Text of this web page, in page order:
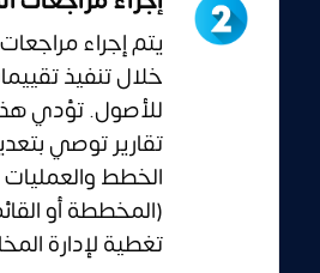
يتم إجراء
خلال تنفيذ
للأصول. تؤدي
تقارير توصي
الخطط والعمليات
(المخططة أو
تغطية لإدارة